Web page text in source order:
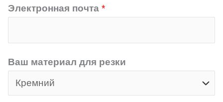
Электронная почта *
Ваш материал для резки